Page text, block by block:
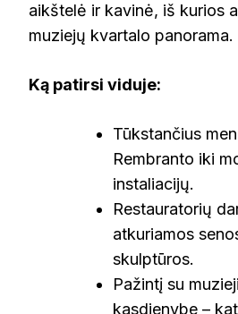
aikštelė ir kavinė, iš kurios
muziejų kvartalo panorama.
Ką patirsi viduje:
Tūkstančius
Rembranto iki
instaliacijų.
Restauratorių
atkuriamos
skulptūros.
Pažintį su
kasdienybe –